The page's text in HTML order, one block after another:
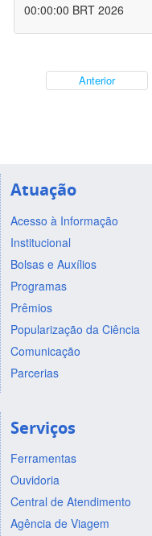
00:00:00 BRT 2026
Anterior
Atuação
Acesso à Informação
Institucional
Bolsas e Auxílios
Programas
Prêmios
Popularização da Ciência
Comunicação
Parcerias
Serviços
Ferramentas
Ouvidoria
Central de Atendimento
Agência de Viagem